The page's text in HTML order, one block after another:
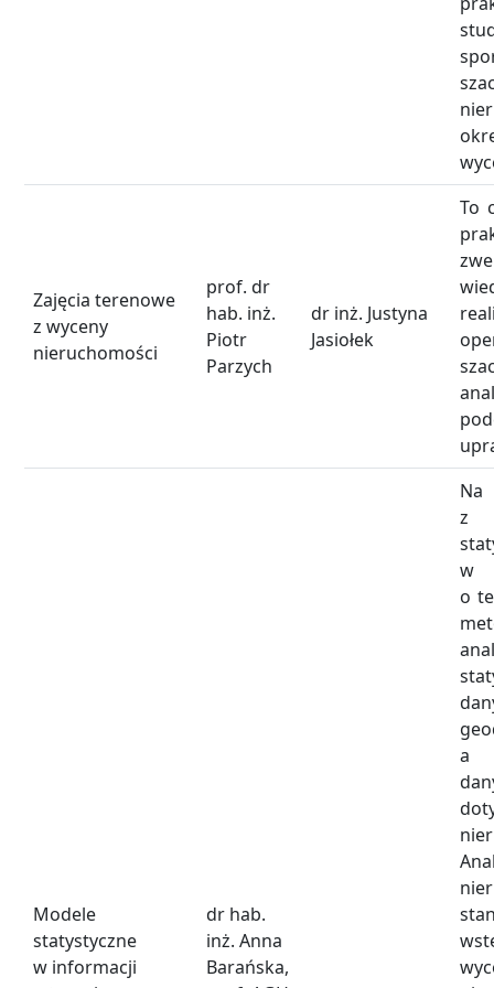
Zajęcia terenowe
z wyceny
nieruchomości
prof. dr
hab. inż.
Piotr
Parzych
dr inż. Justyna
Jasiołek
To
Modele
statystyczne
w informacji
dr hab.
inż. Anna
Barańska,
z
w
o
a